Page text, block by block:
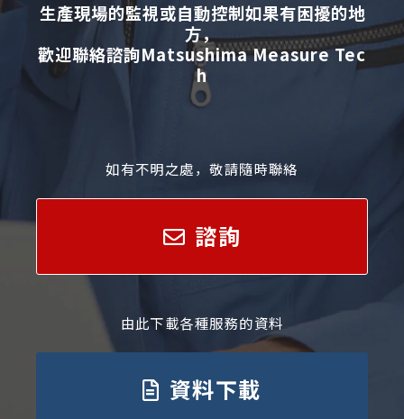
生產現場的監視或自動控制如果有困擾的地
方，
歡迎聯絡諮詢Matsushima Measure Tec
h
如有不明之處，敬請隨時聯絡
諮詢
由此下載各種服務的資料
資料下載